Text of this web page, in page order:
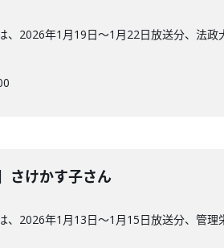
、2026年1月19日〜1月22日放送分、法
さけかす子さん
、2026年1月13日〜1月15日放送分、管理